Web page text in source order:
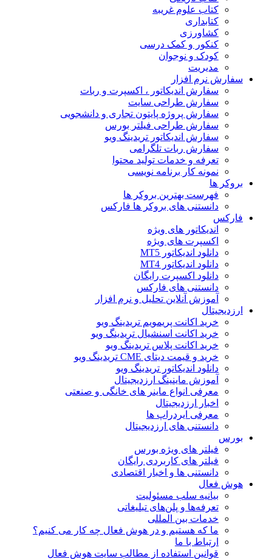
کتاب علوم غریبه
کتابداری
کشاورزی
کنکور و کمک‌ درسی
کودک و نوجوان
مدیریت
سفارش نرم افزار
سفارش اندیکاتور ، اکسپرت و ربات
سفارش طراحی سایت
سفارش پروژه پایتون تجاری و دانشجویی
سفارش طراحی فیلتر بورس
سفارش اندیکاتور تریدینگ ویو
سفارش ربات تلگرامی
تعرفه و خدمات تولید محتوا
نمونه کار برنامه نویسی
بروکر ها
فهرست بهترین بروکر ها
دانستنی های بروکر ها فارکس
فارکس
اندیکاتور های ویژه
اکسپرت های ویژه
دانلود اندیکاتور MT5
دانلود اندیکاتور MT4
دانلود اکسپرت رایگان
دانستنی های فارکس
آموزش آنلاین تحلیل و نرم افزار
ارزدیجیتال
خرید اکانت پریمویم تریدینگ ویو
خرید اکانت اسنشیال تریدینگ ویو
خرید اکانت پلاس تریدینگ ویو
خرید و قیمت دیتای CME تریدینگ ویو
دانلود اندیکاتور تریدینگ ویو
آموزش ماینینگ ارزدیجیتال
معرفی انواع ماینر های خانگی و صنعتی
اخبار ارزدیجیتال
معرفی ایردراپ ها
دانستنی های ارزدیجیتال
بورس
فیلتر های ویژه بورس
فیلتر های کاربردی رایگان
دانستنی ها و اخبار اقتصادی
هوش فعال
بیانیه سلب مسئولیت
تعرفه‌ها و پلن‌های تبلیغاتی
خدمات بین المللی
ما که هستیم و در هوش فعال چه کار می کنیم؟
ارتباط با ما
قوانین استفاده از مطالب سایت هوش فعال